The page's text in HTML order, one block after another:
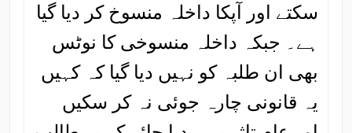
سکتے اور آپکا داخلہ منسوخ کر دیا گیا
ہے۔ جبکہ داخلہ منسوخی کا نوٹس
بھی ان طلبہ کو نہیں دیا گیا کہ کہیں
یہ قانونی چارہ جوئی نہ کر سکیں